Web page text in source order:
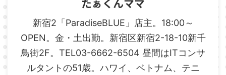
たぁくんママ
新宿2「ParadiseBLUE」店主。18:00～
OPEN。金・土出勤。新宿区新宿2-18-10新千
鳥街2F。TEL03-6662-6504 昼間はITコンサ
ルタントの51歳。ハワイ、ベトナム、テニ